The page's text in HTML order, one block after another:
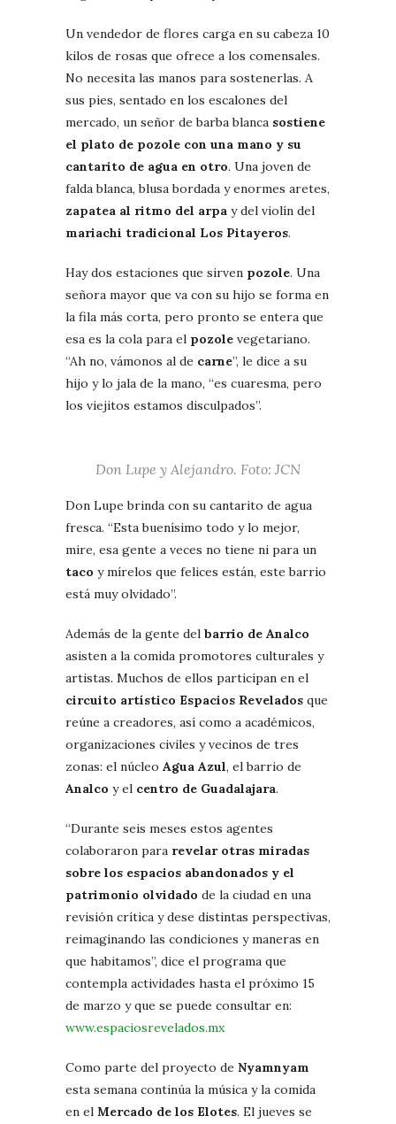
Un vendedor de flores carga en su cabeza 10
kilos de rosas que ofrece a los comensales.
No necesita las manos para sostenerlas. A
sus pies, sentado en los escalones del
mercado, un señor de barba blanca sostiene
el plato de pozole con una mano y su
cantarito de agua en otro. Una joven de
falda blanca, blusa bordada y enormes aretes,
zapatea al ritmo del arpa y del violín del
mariachi tradicional Los Pitayeros.
Hay dos estaciones que sirven pozole. Una
señora mayor que va con su hijo se forma en
la fila más corta, pero pronto se entera que
esa es la cola para el pozole vegetariano.
“Ah no, vámonos al de carne”, le dice a su
hijo y lo jala de la mano, “es cuaresma, pero
los viejitos estamos disculpados”.
Don Lupe y Alejandro. Foto: JCN
Don Lupe brinda con su cantarito de agua
fresca. “Esta buenísimo todo y lo mejor,
mire, esa gente a veces no tiene ni para un
taco y mírelos que felices están, este barrio
está muy olvidado”.
Además de la gente del barrio de Analco
asisten a la comida promotores culturales y
artistas. Muchos de ellos participan en el
circuito artístico Espacios Revelados que
reúne a creadores, así como a académicos,
organizaciones civiles y vecinos de tres
zonas: el núcleo Agua Azul, el barrio de
Analco y el centro de Guadalajara.
“Durante seis meses estos agentes
colaboraron para revelar otras miradas
sobre los espacios abandonados y el
patrimonio olvidado de la ciudad en una
revisión crítica y dese distintas perspectivas,
reimaginando las condiciones y maneras en
que habitamos”, dice el programa que
contempla actividades hasta el próximo 15
de marzo y que se puede consultar en:
www.espaciosrevelados.mx
Como parte del proyecto de Nyamnyam
esta semana continúa la música y la comida
en el Mercado de los Elotes. El jueves se